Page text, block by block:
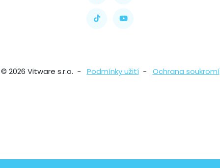
© 2026 Vitware s.r.o. - Podmínky užití- Ochrana soukromí